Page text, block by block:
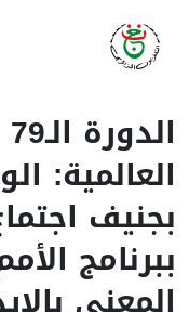
العالمية:
بجنيف
ببرنامج